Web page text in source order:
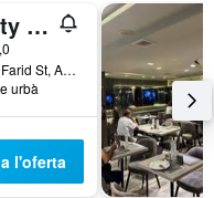
Happy City Hotel
92 C Mohamed Farid St, Abdin Sq., El Caire, Egipte
urbà
l'oferta